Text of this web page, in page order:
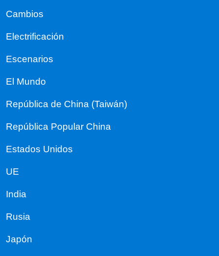
Cambios
Electrificación
Escenarios
El Mundo
República de China (Taiwán)
República Popular China
Estados Unidos
UE
India
Rusia
Japón